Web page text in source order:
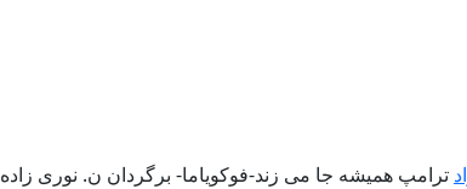
ترامپ همیشه جا می زند-فوکویاما- برگردان ن. نوری زاده